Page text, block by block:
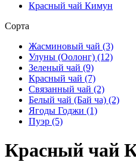
Красный чай Кимун
Сорта
Жасминовый чай (3)
Улуны (Оолонг) (12)
Зеленый чай (9)
Красный чай (7)
Связанный чай (2)
Белый чай (Бай ча) (2)
Ягоды Годжи (1)
Пуэр (5)
Красный чай